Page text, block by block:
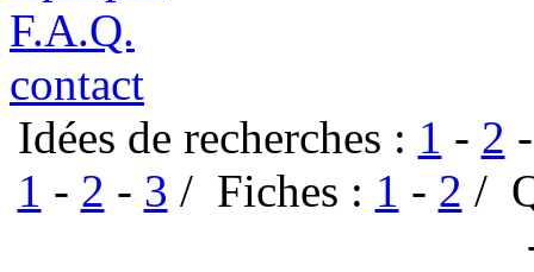
F.A.Q.
contact
Idées de recherches : 1 - 2
1 - 2 - 3 / Fiches : 1 - 2 /